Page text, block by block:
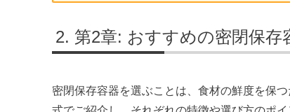
第2章: おすすめの密閉保存
密閉保存容器を選ぶことは、食材の鮮度を保